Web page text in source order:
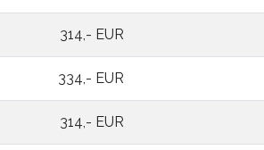
314,- EUR
334,- EUR
314,- EUR